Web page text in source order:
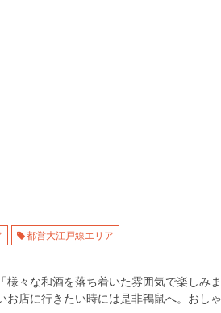
都営大江戸線エリア
様々な和酒を落ち着いた雰囲気で楽しみ
お店に行きたい時には是非鴇鼠へ。おし